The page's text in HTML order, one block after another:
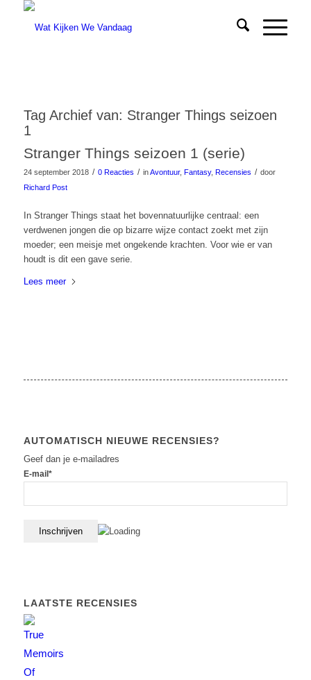
Tag Archief van: Stranger Things seizoen
1
Stranger Things seizoen 1 (serie)
24 september 2018 / 0 Reacties / inAvontuur, Fantasy, Recensies / door
Richard Post
In Stranger Things staat het bovennatuurlijke centraal: een
verdwenen jongen die op bizarre wijze contact zoekt met zijn
moeder; een meisje met ongekende krachten. Voor wie er van
houdt is dit een gave serie.
Lees meer
AUTOMATISCH NIEUWE RECENSIES?
Geef dan je e-mailadres
E-mail*
LAATSTE RECENSIES